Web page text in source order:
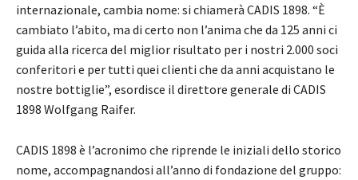
internazionale, cambia nome: si chiamerà CADIS 1898. “È
cambiato l’abito, ma di certo non l’anima che da 125 anni ci
guida alla ricerca del miglior risultato per i nostri 2.000 soci
conferitori e per tutti quei clienti che da anni acquistano le
nostre bottiglie”, esordisce il direttore generale di CADIS
1898 Wolfgang Raifer.
CADIS 1898 è l’acronimo che riprende le iniziali dello storico
nome, accompagnandosi all’anno di fondazione del gruppo: